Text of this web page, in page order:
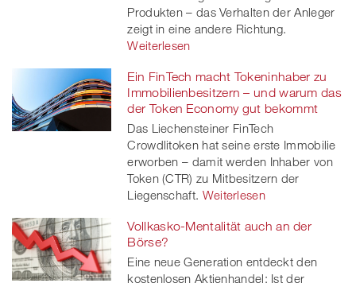
Produkten – das Verhalten der Anleger
zeigt in eine andere Richtung.
Weiterlesen
Ein FinTech macht Tokeninhaber zu
Immobilienbesitzern – und warum das
der Token Economy gut bekommt
Das Liechensteiner FinTech
Crowdlitoken hat seine erste Immobilie
erworben – damit werden Inhaber von
Token (CTR) zu Mitbesitzern der
Liegenschaft. Weiterlesen
Vollkasko-Mentalität auch an der
Börse?
Eine neue Generation entdeckt den
kostenlosen Aktienhandel: Ist der